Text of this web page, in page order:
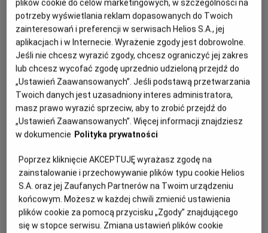
OBSERWUJ
trwania
OPIS WYDARZENIA
Zapraszamy na kolejną porcję filmowych niespodzianek w
nowej odsłonie -Filmowe Poranki: Bob Budowniczy, cz.
, w niedzielę19 lipca o godzinie 10:30.
Zaprezentujemy zestaw bajek:
Ważne zadanie Filipa
Dom na kółkach
Niespodzianka dla Marty
Lodowate miasteczko
Superkoparka
Czas trwania pokazów: 55 minut
plików cookie do celów marketingowych, w szczególności na
potrzeby wyświetlania reklam dopasowanych do Twoich
zainteresowań i preferencji w serwisach Helios S.A., jej
aplikacjach i w Internecie. Wyrażenie zgody jest dobrowolne.
Jeśli nie chcesz wyrazić zgody, chcesz ograniczyć jej zakres
lub chcesz wycofać zgodę uprzednio udzieloną przejdź do
„Ustawień Zaawansowanych”. Jeśli podstawą przetwarzania
Twoich danych jest uzasadniony interes administratora,
masz prawo wyrazić sprzeciw, aby to zrobić przejdź do
„Ustawień Zaawansowanych”. Więcej informacji znajdziesz
w dokumencie Polityka prywatności
Poprzez kliknięcie AKCEPTUJĘ wyrażasz zgodę na
zainstalowanie i przechowywanie plików typu cookie Helios
S.A. oraz jej Zaufanych Partnerów na Twoim urządzeniu
końcowym. Możesz w każdej chwili zmienić ustawienia
plików cookie za pomocą przycisku „Zgody” znajdującego
się w stopce serwisu. Zmiana ustawień plików cookie